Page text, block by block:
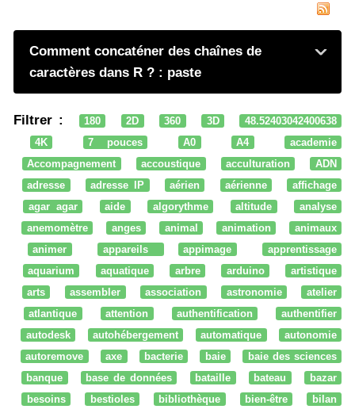
Comment concaténer des chaînes de
caractères dans R ? : paste
Filtrer : 180 2D 360 3D
48.52403042400638
4K
7 pouces A0 A4
academie
Accompagnement
accoustique acculturation
ADN
adresse
adresse IP aérien aérienne
affichage
agar agar
aide algorythme altitude
analyse
anemomètre
anges animal animation
animaux
animer
appareils appimage
apprentissage
aquarium
aquatique arbre arduino
artistique
arts
assembler association astronomie
atelier
atlantique
attention authentification
authentifier
autodesk
autohébergement automatique
autonomie
autoremove
axe bacterie baie
baie des sciences
banque
base de données bataille bateau
bazar
besoins
bestioles bibliothèque bien-être
bilan